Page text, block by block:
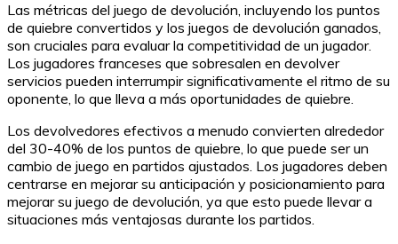
Las métricas del juego de devolución, incluyendo los puntos
de quiebre convertidos y los juegos de devolución ganados,
son cruciales para evaluar la competitividad de un jugador.
Los jugadores franceses que sobresalen en devolver
servicios pueden interrumpir significativamente el ritmo de su
oponente, lo que lleva a más oportunidades de quiebre.
Los devolvedores efectivos a menudo convierten alrededor
del 30-40% de los puntos de quiebre, lo que puede ser un
cambio de juego en partidos ajustados. Los jugadores deben
centrarse en mejorar su anticipación y posicionamiento para
mejorar su juego de devolución, ya que esto puede llevar a
situaciones más ventajosas durante los partidos.